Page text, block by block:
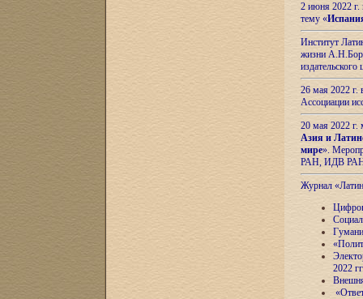
2 июня 2022 г.
тему «
Институт
жизни
26 мая 2022
Ассоциации
20 мая 2022
Азия и
мире».
РАН, ИДВ
Журнал
2022